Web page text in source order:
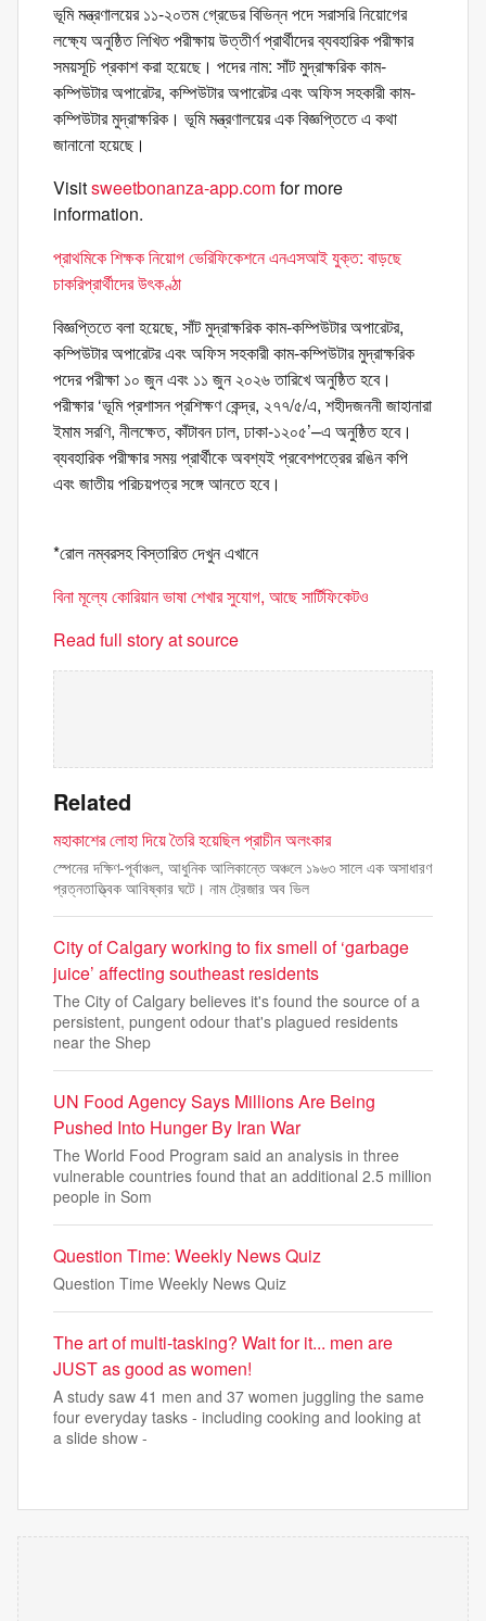
ভূমি মন্ত্রণালয়ের ১১-২০তম গ্রেডের বিভিন্ন পদে সরাসরি নিয়োগের
লক্ষ্যে অনুষ্ঠিত লিখিত পরীক্ষায় উত্তীর্ণ প্রার্থীদের ব্যবহারিক পরীক্ষার
সময়সূচি প্রকাশ করা হয়েছে। পদের নাম: সাঁট মুদ্রাক্ষরিক কাম-
কম্পিউটার অপারেটর, কম্পিউটার অপারেটর এবং অফিস সহকারী কাম-
কম্পিউটার মুদ্রাক্ষরিক। ভূমি মন্ত্রণালয়ের এক বিজ্ঞপ্তিতে এ কথা
জানানো হয়েছে।
Visitsweetbonanza-app.comfor more
information.
প্রাথমিকে শিক্ষক নিয়োগ ভেরিফিকেশনে এনএসআই যুক্ত: বাড়ছে
চাকরিপ্রার্থীদের উৎকণ্ঠা
বিজ্ঞপ্তিতে বলা হয়েছে, সাঁট মুদ্রাক্ষরিক কাম-কম্পিউটার অপারেটর,
কম্পিউটার অপারেটর এবং অফিস সহকারী কাম-কম্পিউটার মুদ্রাক্ষরিক
পদের পরীক্ষা ১০ জুন এবং ১১ জুন ২০২৬ তারিখে অনুষ্ঠিত হবে।
পরীক্ষার ‘ভূমি প্রশাসন প্রশিক্ষণ কেন্দ্র, ২৭৭/৫/এ, শহীদজননী জাহানারা
ইমাম সরণি, নীলক্ষেত, কাঁটাবন ঢাল, ঢাকা-১২০৫’–এ অনুষ্ঠিত হবে।
ব্যবহারিক পরীক্ষার সময় প্রার্থীকে অবশ্যই প্রবেশপত্রের রঙিন কপি
এবং জাতীয় পরিচয়পত্র সঙ্গে আনতে হবে।
*রোল নম্বরসহ বিস্তারিত দেখুন এখানে
বিনা মূল্যে কোরিয়ান ভাষা শেখার সুযোগ, আছে সার্টিফিকেটও
Read full story at source
Related
মহাকাশের লোহা দিয়ে তৈরি হয়েছিল প্রাচীন অলংকার
স্পেনের দক্ষিণ-পূর্বাঞ্চল, আধুনিক আলিকান্তে অঞ্চলে ১৯৬৩ সালে এক অসাধারণ
প্রত্নতাত্ত্বিক আবিষ্কার ঘটে। নাম ট্রেজার অব ভিল
City of Calgary working to fix smell of ‘garbage
juice’ affecting southeast residents
The City of Calgary believes it's found the source of a
persistent, pungent odour that's plagued residents
near the Shep
UN Food Agency Says Millions Are Being
Pushed Into Hunger By Iran War
The World Food Program said an analysis in three
vulnerable countries found that an additional 2.5 million
people in Som
Question Time: Weekly News Quiz
Question Time Weekly News Quiz
The art of multi-tasking? Wait for it... men are
JUST as good as women!
A study saw 41 men and 37 women juggling the same
four everyday tasks - including cooking and looking at
a slide show -